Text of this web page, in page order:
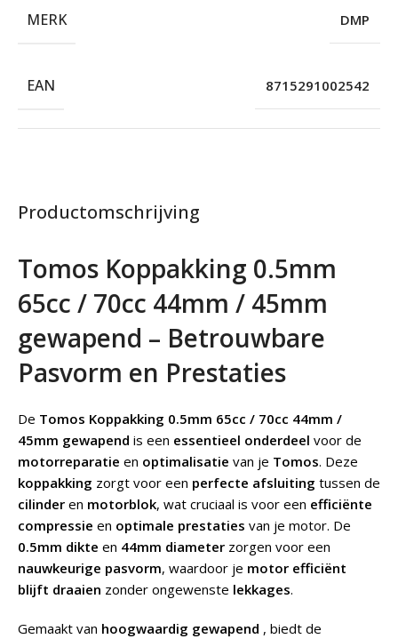
Productomschrijving
Tomos Koppakking 0.5mm
65cc / 70cc 44mm / 45mm
gewapend – Betrouwbare
Pasvorm en Prestaties
De Tomos Koppakking 0.5mm 65cc / 70cc 44mm /
45mm gewapend is een essentieel onderdeel voor de
motorreparatie en optimalisatie van je Tomos. Deze
koppakking zorgt voor een perfecte afsluiting tussen de
cilinder en motorblok, wat cruciaal is voor een efficiënte
compressie en optimale prestaties van je motor. De
0.5mm dikte en 44mm diameter zorgen voor een
nauwkeurige pasvorm, waardoor je motor efficiënt
blijft draaien zonder ongewenste lekkages.
Gemaakt van hoogwaardig gewapend , biedt de
MERK DMP
EAN 8715291002542